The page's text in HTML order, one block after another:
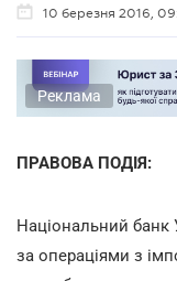
10 березня 2016,
Реклама
ПРАВОВА ПОДІЯ:
Національний банк
за операціями з